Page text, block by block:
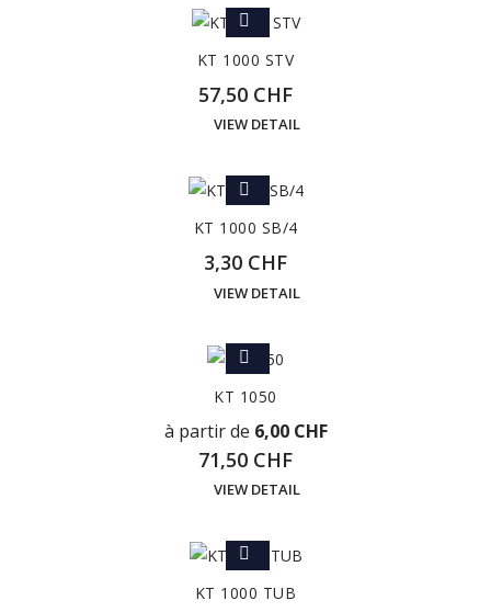
KT 1000 STV
57,50 CHF
VIEW DETAIL
KT 1000 SB/4
3,30 CHF
VIEW DETAIL
KT 1050
à partir de 6,00 CHF
71,50 CHF
VIEW DETAIL
KT 1000 TUB